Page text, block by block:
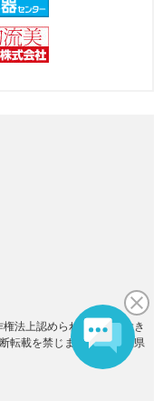
法上認められた場合を除き
転載を禁じます。(C)群馬県